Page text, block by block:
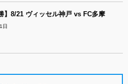
】8/21 ヴィッセル神戸 vs FC多摩
日